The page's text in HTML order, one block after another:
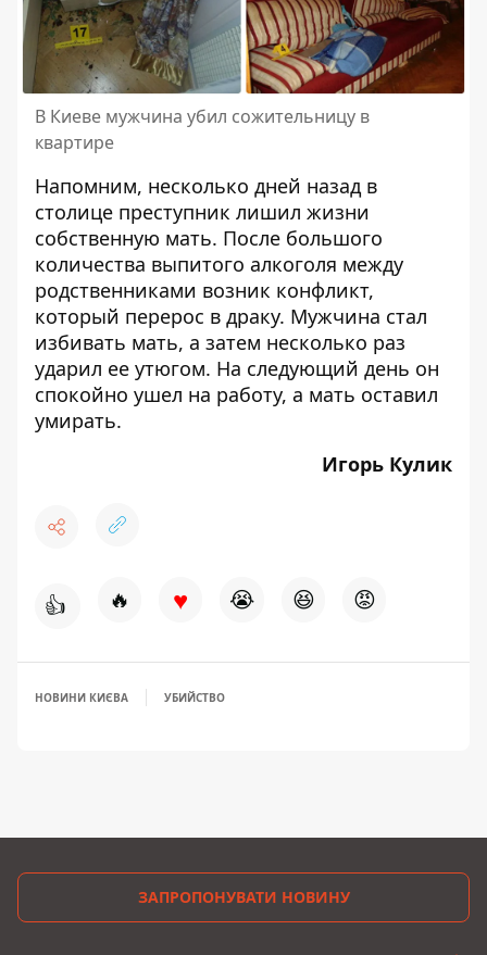
В Киеве мужчина убил сожительницу в
квартире
Напомним, несколько дней назад в
столице преступник лишил жизни
собственную мать. После большого
количества выпитого алкоголя между
родственниками возник конфликт,
который перерос в драку. Мужчина стал
избивать мать, а затем несколько раз
ударил ее утюгом. На следующий день он
спокойно ушел на работу, а мать оставил
умирать.
Игорь Кулик
👍 🔥 ♥ 😭 😆 😡
НОВИНИ КИЄВА УБИЙСТВО
ЗАПРОПОНУВАТИ НОВИНУ